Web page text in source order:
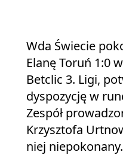
Wda Świecie
Elanę Toruń 1:0
Betclic 3. Ligi,
dyspozycję w
Zespół
Krzysztofa
niej niepokonany.